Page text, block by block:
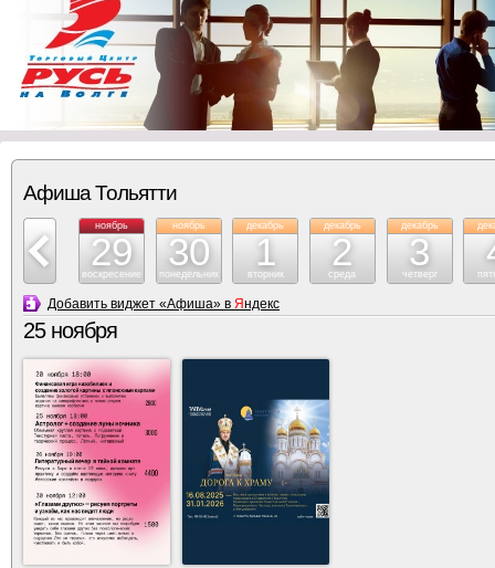
Афиша Тольятти
28
ноябрь
29
воскресение
ноябрь
30
понедельник
декабрь
1
вторник
декабрь
2
среда
декабрь
3
четверг
Добавить виджет «Афиша» в Яндекс
25 ноября